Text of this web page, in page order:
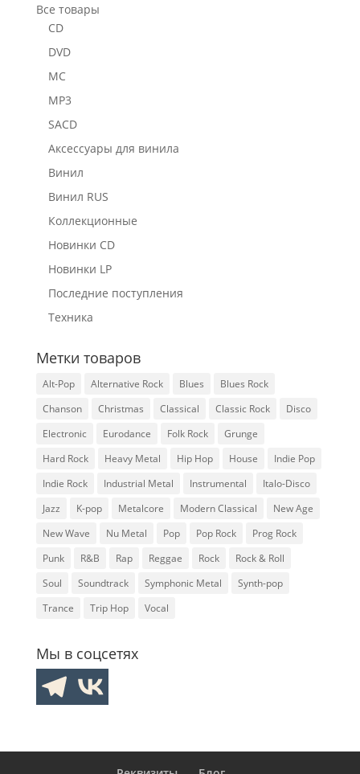
Все товары
CD
DVD
MC
MP3
SACD
Аксессуары для винила
Винил
Винил RUS
Коллекционные
Новинки CD
Новинки LP
Последние поступления
Техника
Метки товаров
Alt-Pop Alternative Rock Blues
Blues Rock
Chanson
Christmas Classical Classic Rock
Disco
Electronic
Eurodance Folk Rock
Grunge
Hard Rock
Heavy Metal Hip Hop House
Indie Pop
Indie Rock
Industrial Metal Instrumental
Italo-Disco
Jazz
K-pop Metalcore Modern Classical
New Age
New Wave
Nu Metal Pop Pop Rock
Prog Rock
Punk
R&B Rap Reggae Rock
Rock & Roll
Soul
Soundtrack Symphonic Metal
Synth-pop
Trance
Trip Hop Vocal
Мы в соцсетях